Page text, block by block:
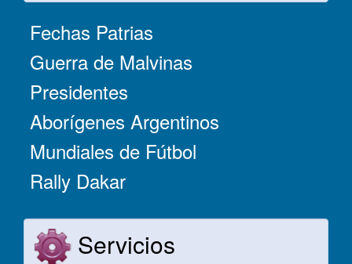
Fechas Patrias
Guerra de Malvinas
Presidentes
Aborígenes Argentinos
Mundiales de Fútbol
Rally Dakar
Servicios